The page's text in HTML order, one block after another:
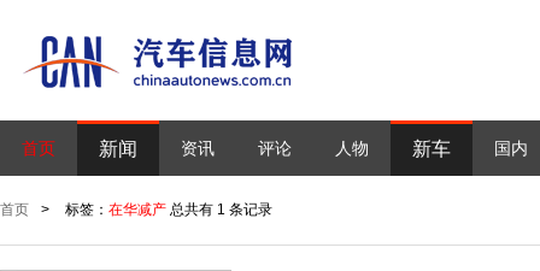
首页 新闻 资讯 评论 人物 新车 国内
首页 > 标签： 在华减产 总共有 1 条记录